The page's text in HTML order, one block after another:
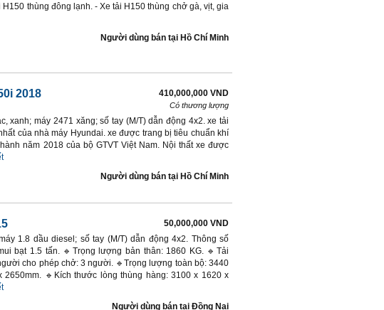
thùng đông lạnh. - Xe tải H150 thùng chở gà, vịt, gia
Người dùng bán tại Hồ Chí Minh
2018 410,000,000 VND
Có thương lượng
xanh; máy 2471 xăng; số tay (M/T) dẫn động 4x2. xe tải
của nhà máy Hyundai. xe được trang bị tiêu chuẩn khí
năm 2018 của bộ GTVT Việt Nam. Nội thất xe được
Người dùng bán tại Hồ Chí Minh
50,000,000 VND
1.8 dầu diesel; số tay (M/T) dẫn động 4x2. Thông số
bạt 1.5 tấn. 🔹Trọng lượng bản thân: 1860 KG. 🔹Tải
cho phép chở: 3 người. 🔹Trọng lượng toàn bộ: 3440
2650mm. 🔹Kích thước lòng thùng hàng: 3100 x 1620 x
Người dùng bán tại Ðồng Nai